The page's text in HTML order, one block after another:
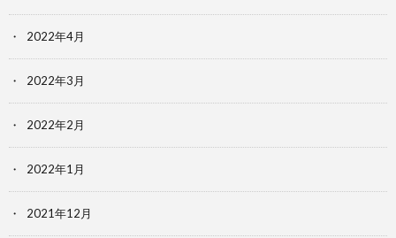
2022年4月
2022年3月
2022年2月
2022年1月
2021年12月